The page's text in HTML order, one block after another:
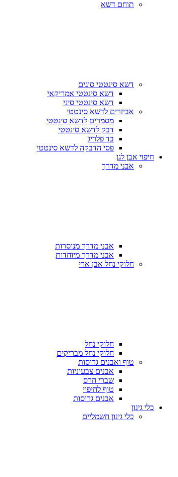
תוחם דשא
דשא סינטטי סוגים
דשא סינטטי אמריקאי
דשא סינטטי סיני
אביזרים לדשא סינטטי
מסמרים לדשא סינטטי
דבק לדשא סינטטי
בד פלריג
פסי הדבקה לדשא סינטטי
חיפוי אבן לגן
אבני מדרך
אבני מדרך מנוסרות
אבני מדרך מיוחדות
חלוקי נחל אבן ארי
חלוקי נחל
חלוקי נחל מבריקים
טוף ואבנים גרוסות
אבנים צבעוניות
שברי חרס
טוף לחיפוי
אבנים גרוסות
כלי גינון
כלי גינון חשמליים